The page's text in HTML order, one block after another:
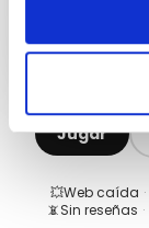
Jugar
💥Web caída ·
📵Sin reseñas ·